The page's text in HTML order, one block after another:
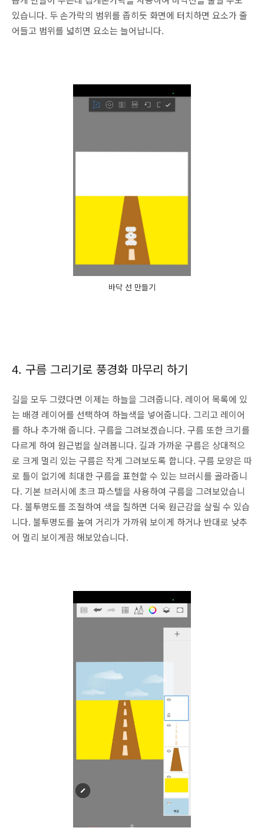
있습니다. 두 손가락의 범위를 좁히듯 화면에 터치하면 요소가 줄
어들고 범위를 넓히면 요소는 늘어납니다.
바닥 선 만들기
4. 구름 그리기로 풍경화 마무리 하기
길을 모두 그렸다면 이제는 하늘을 그려줍니다. 레이어 목록에 있
는 배경 레이어를 선택하여 하늘색을 넣어줍니다. 그리고 레이어
를 하나 추가해 줍니다. 구름을 그려보겠습니다. 구름 또한 크기를
다르게 하여 원근법을 살려봅니다. 길과 가까운 구름은 상대적으
로 크게 멀리 있는 구름은 작게 그려보도록 합니다. 구름 모양은 따
로 틀이 없기에 최대한 구름을 표현할 수 있는 브러시를 골라줍니
다. 기본 브러시에 초크 파스텔을 사용하여 구름을 그려보았습니
다. 불투명도를 조절하여 색을 칠하면 더욱 원근감을 살릴 수 있습
니다. 불투명도를 높여 거리가 가까워 보이게 하거나 반대로 낮추
어 멀리 보이게끔 해보았습니다.